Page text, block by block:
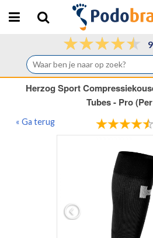
Herzog Sport
Tubes - Pro
« Ga terug